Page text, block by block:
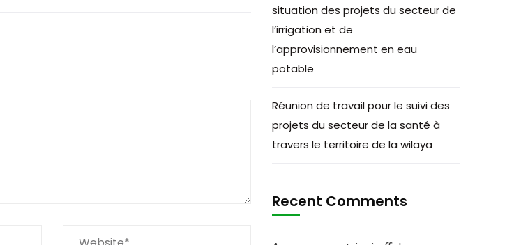
situation des projets du secteur de
l’irrigation et de
l’approvisionnement en eau
potable
Réunion de travail pour le suivi des
projets du secteur de la santé à
travers le territoire de la wilaya
Recent Comments